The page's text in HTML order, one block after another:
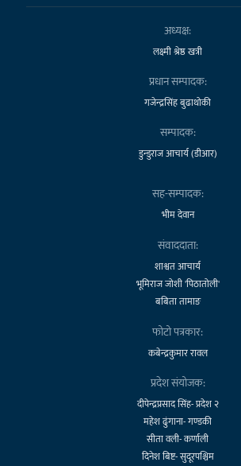
अध्यक्ष:
लक्ष्मी श्रेष्ठ खत्री
प्रधान सम्पादक:
गजेन्द्रसिंह बुढाथोकी
सम्पादक:
डुन्डुराज आचार्य (डीआर)
सह-सम्पादक:
भीम देवान
संवाददाता:
शाश्वत आचार्य
भूमिराज जोशी 'पिठातोली'
बबिता तामाङ
फोटो पत्रकार:
कबेन्द्रकुमार रावल
प्रदेश संयोजक:
दीपेन्द्रप्रसाद सिंह- प्रदेश २
महेश ढुंगाना- गण्डकी
सीता वली- कर्णाली
दिनेश बिष्ट- सुदूरपश्चिम